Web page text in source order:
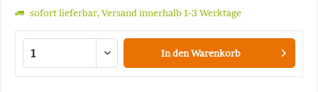
sofort lieferbar, Versand innerhalb 1-3 Werktage
In denWarenkorb